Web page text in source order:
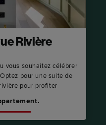
Rivière
vous souhaitez célébrer
pour une suite de
pour profiter